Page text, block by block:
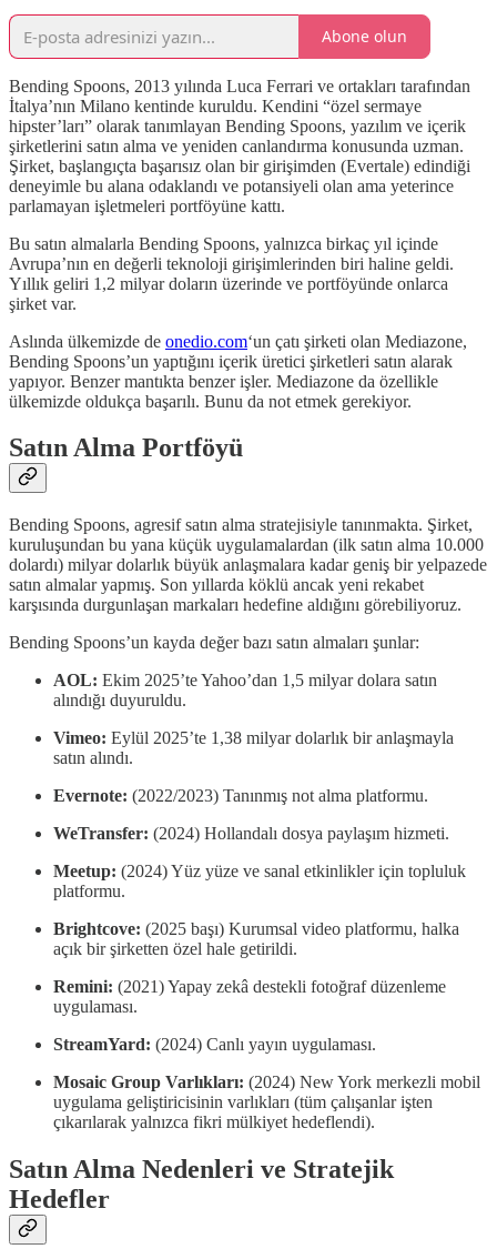
Abone olun
Bending Spoons, 2013 yılında Luca Ferrari ve ortakları tarafından
İtalya’nın Milano kentinde kuruldu. Kendini “özel sermaye
hipster’ları” olarak tanımlayan Bending Spoons, yazılım ve içerik
şirketlerini satın alma ve yeniden canlandırma konusunda uzman.
Şirket, başlangıçta başarısız olan bir girişimden (Evertale) edindiği
deneyimle bu alana odaklandı ve potansiyeli olan ama yeterince
parlamayan işletmeleri portföyüne kattı.
Bu satın almalarla Bending Spoons, yalnızca birkaç yıl içinde
Avrupa’nın en değerli teknoloji girişimlerinden biri haline geldi.
Yıllık geliri 1,2 milyar doların üzerinde ve portföyünde onlarca
şirket var.
Aslında ülkemizde de onedio.com‘un çatı şirketi olan Mediazone,
Bending Spoons’un yaptığını içerik üretici şirketleri satın alarak
yapıyor. Benzer mantıkta benzer işler. Mediazone da özellikle
ülkemizde oldukça başarılı. Bunu da not etmek gerekiyor.
Satın Alma Portföyü
Bending Spoons, agresif satın alma stratejisiyle tanınmakta. Şirket,
kuruluşundan bu yana küçük uygulamalardan (ilk satın alma 10.000
dolardı) milyar dolarlık büyük anlaşmalara kadar geniş bir yelpazede
satın almalar yapmış. Son yıllarda köklü ancak yeni rekabet
karşısında durgunlaşan markaları hedefine aldığını görebiliyoruz.
Bending Spoons’un kayda değer bazı satın almaları şunlar:
AOL: Ekim 2025’te Yahoo’dan 1,5 milyar dolara satın
alındığı duyuruldu.
Vimeo: Eylül 2025’te 1,38 milyar dolarlık bir anlaşmayla
satın alındı.
Evernote: (2022/2023) Tanınmış not alma platformu.
WeTransfer: (2024) Hollandalı dosya paylaşım hizmeti.
Meetup: (2024) Yüz yüze ve sanal etkinlikler için topluluk
platformu.
Brightcove: (2025 başı) Kurumsal video platformu, halka
açık bir şirketten özel hale getirildi.
Remini: (2021) Yapay zekâ destekli fotoğraf düzenleme
uygulaması.
StreamYard: (2024) Canlı yayın uygulaması.
Mosaic Group Varlıkları: (2024) New York merkezli mobil
uygulama geliştiricisinin varlıkları (tüm çalışanlar işten
çıkarılarak yalnızca fikri mülkiyet hedeflendi).
Satın Alma Nedenleri ve Stratejik
Hedefler